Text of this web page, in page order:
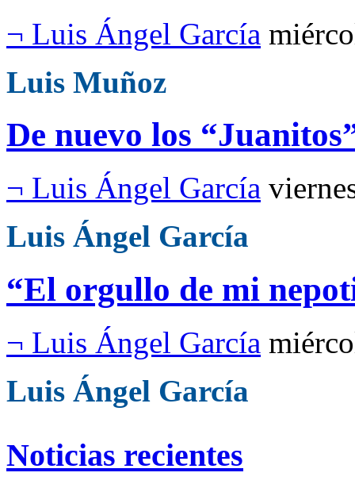
¬ Luis Ángel García
Luis Muñoz
De nuevo los
¬ Luis Ángel García
Luis Ángel García
“El orgullo de mi
¬ Luis Ángel García
Luis Ángel García
Noticias recientes